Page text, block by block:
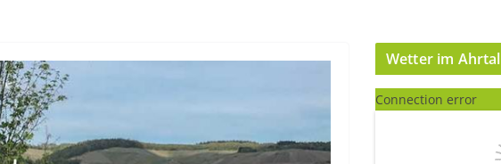
Wetter im Ahrtal
Connection error